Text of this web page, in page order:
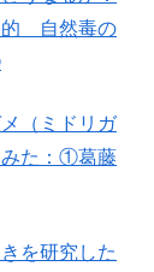
的 自然毒の
（ミドリガ
みた：①葛藤
を研究した